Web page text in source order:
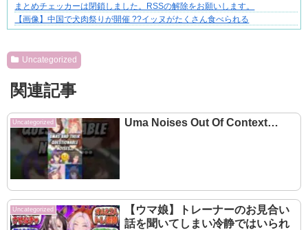
まとめチェッカーは閉鎖しました。RSSの解除をお願いします。
【画像】中国で犬肉祭りが開催 ??イッヌがたくさん食べられる
Uncategorized
関連記事
Uncategorized Uma Noises Out Of Context…
Uncategorized
【ウマ娘】トレーナーのお見合い
話を聞いてしまい冷静ではいられ